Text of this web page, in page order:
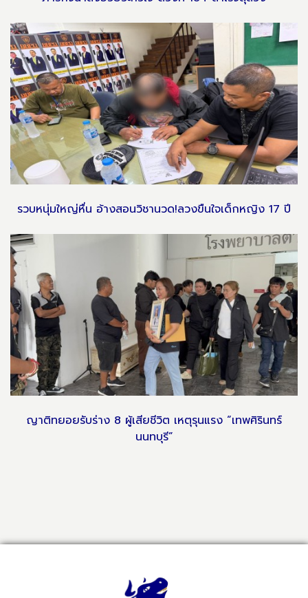
รวบหนุ่มใหญ่หื่น อ้างสอนวิชานวด!ลวงขืนใจเด็กหญิง 17 ปี
ญาติทยอยรับร่าง 8 ผู้เสียชีวิต เหตุรุนแรง “เทพศิรินทร์
นนทบุรี”